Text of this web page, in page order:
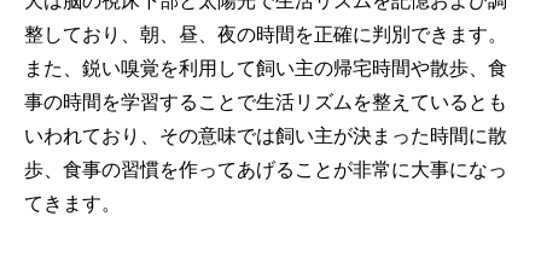
整しており、朝、昼、夜の時間を正確に判別できます。
また、鋭い嗅覚を利用して飼い主の帰宅時間や散歩、食
事の時間を学習することで生活リズムを整えているとも
いわれており、その意味では飼い主が決まった時間に散
歩、食事の習慣を作ってあげることが非常に大事になっ
てきます。